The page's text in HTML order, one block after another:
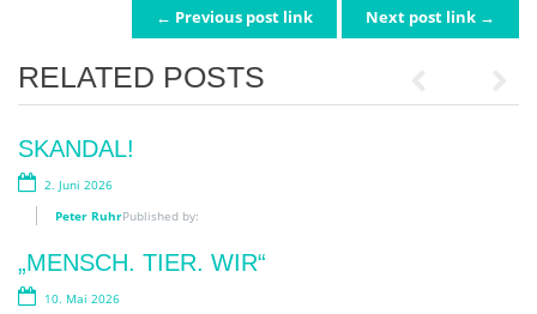
POST NAVIGATION
← Previous post link Next post link →
RELATED POSTS
„BIMBI EDUCATI“!
29. Juli 2026
Published by:
Peter Ruhr
BLUMENZAUBER AN DER OOS:
BLOOM-APP? BLOOM UP!
SKANDAL!
2. Juni 2026
Published by:
Peter Ruhr
„MENSCH. TIER. WIR“
10. Mai 2026